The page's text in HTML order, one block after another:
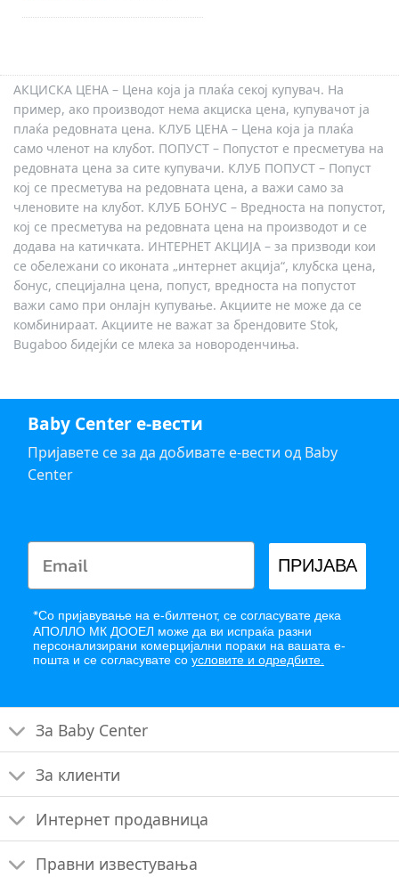
АКЦИСКА ЦЕНА – Цена која ја плаќа секој купувач. На
пример, ако производот нема акциска цена, купувачот ја
плаќа редовната цена. КЛУБ ЦЕНА – Цена која ја плаќа
само членот на клубот. ПОПУСТ – Попустот е пресметува на
редовната цена за сите купувачи. КЛУБ ПОПУСТ – Попуст
кој се пресметува на редовната цена, а важи само за
членовите на клубот. КЛУБ БОНУС – Вредноста на попустот,
кој се пресметува на редовната цена на производот и се
додава на катичката. ИНТЕРНЕТ АКЦИЈА – за призводи кои
се обележани со иконата „интернет акција“, клубска цена,
бонус, специјална цена, попуст, вредноста на попустот
важи само при онлајн купување. Акциите не може да се
комбинираат. Акциите не важат за брендовите Stok,
Bugaboo бидејќи се млека за новороденчиња.
Baby Center е-вести
Пријавете се за да добивате е-вести од Baby
Center
ПРИЈАВА
*Со пријавување на е-билтенот, се согласувате дека
АПОЛЛО МК ДООЕЛ може да ви испраќа разни
персонализирани комерцијални пораки на вашата е-
пошта и се согласувате со условите и одредбите.
За Baby Center
За клиенти
Интернет продавница
Правни известувања